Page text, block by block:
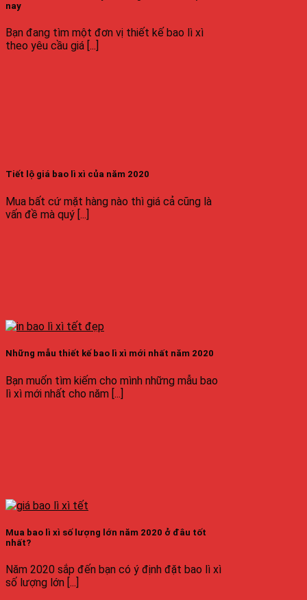
nay
Bạn đang tìm một đơn vị thiết kế bao lì xì
theo yêu cầu giá [...]
Tiết lộ giá bao lì xì của năm 2020
Mua bất cứ mặt hàng nào thì giá cả cũng là
vấn đề mà quý [...]
Những mẫu thiết kế bao lì xì mới nhất năm 2020
Bạn muốn tìm kiếm cho mình những mẫu bao
lì xì mới nhất cho năm [...]
Mua bao lì xì số lượng lớn năm 2020 ở đâu tốt
nhất?
Năm 2020 sắp đến bạn có ý định đặt bao lì xì
số lượng lớn [...]